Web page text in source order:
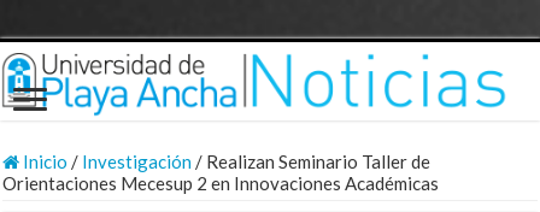
Inicio / Investigación/ Realizan Seminario Taller de
Orientaciones Mecesup 2 en Innovaciones Académicas